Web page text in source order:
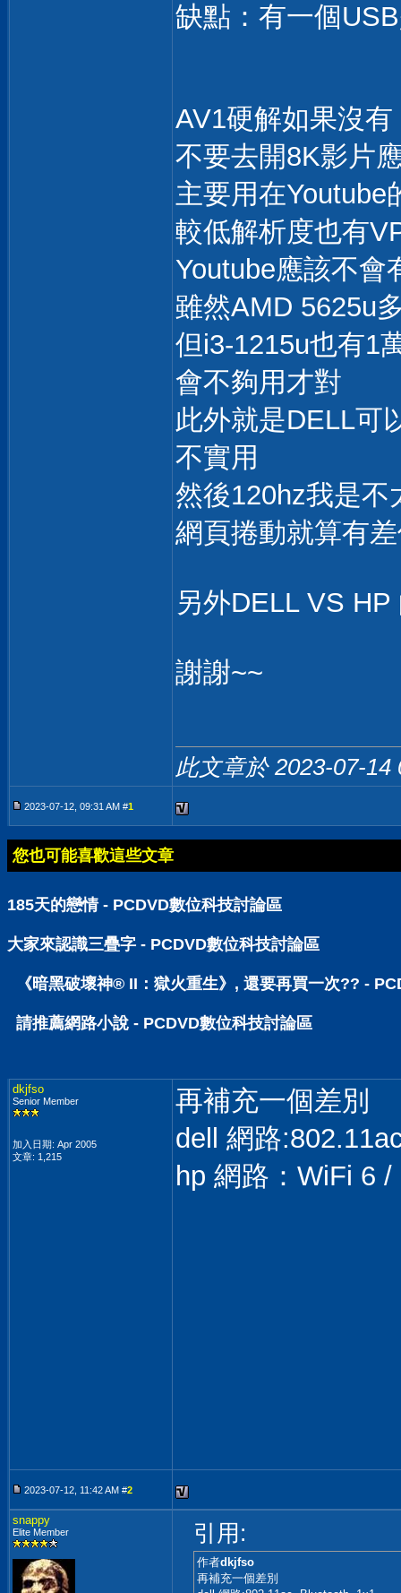
缺點：有一個
AV1硬解如果沒有
不要去開8K影片
主要用在Youtube
較低解析度也有
Youtube應該不會
雖然AMD 5625u
但i3-1215u也有1
會不夠用才對
此外就是DELL可
不實用
然後120hz我是不
網頁捲動就算有
另外DELL VS
謝謝~~
此文章於 2023-07-14
2023-07-12, 09:31 AM #1
您也可能喜歡這些文章
185天的戀情 - PCDVD數位科技討論區
大家來認識三疊字 - PCDVD數位科技討論區
《暗黑破壞神® II：獄火重生》, 還要再買一次?? -
請推薦網路小說 - PCDVD數位科技討論區
dkjfso
Senior Member
加入日期: Apr 2005
文章: 1,215
再補充一個差別
dell 網路
hp 網路：WiFi 6
2023-07-12, 11:42 AM #2
snappy
Elite Member 引用:
作者dkjfso
再補充一個差別